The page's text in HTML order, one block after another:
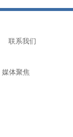
联系我们
媒体聚焦